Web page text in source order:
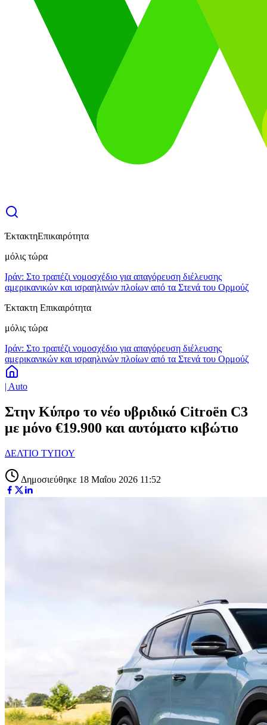
ΈκτακτηΕπικαιρότητα
μόλις τώρα
Ιράν: Στο τραπέζι νομοσχέδιο για απαγόρευση διέλευσης
αμερικανικών και ισραηλινών πλοίων από τα Στενά του Ορμούζ
Έκτακτη Επικαιρότητα
μόλις τώρα
Ιράν: Στο τραπέζι νομοσχέδιο για απαγόρευση διέλευσης
αμερικανικών και ισραηλινών πλοίων από τα Στενά του Ορμούζ
| Auto
Στην Κύπρο το νέο υβριδικό Citroën C3
με μόνο €19.900 και αυτόματο κιβώτιο
ΔΕΛΤΙΟ ΤΥΠΟΥ
Δημοσιεύθηκε 18 Μαΐου 2026 11:52